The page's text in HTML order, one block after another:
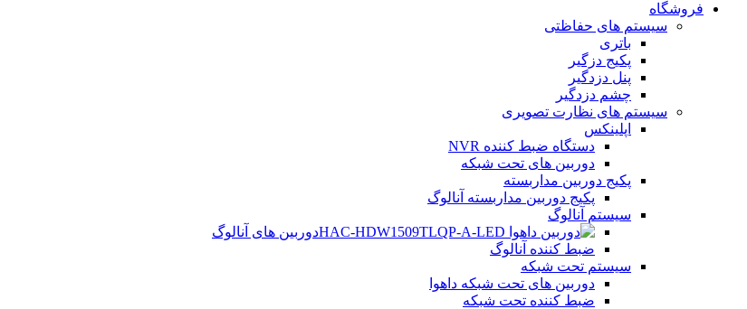
فروشگاه
سیستم های حفاظتی
باتری
پکیج دزگیر
پنل دزدگیر
چشم دزدگیر
سیستم های نظارت تصویری
اپلینکس
دستگاه ضبط کننده NVR
دوربین های تحت شبکه
پکیج دوربین مداربسته
پکیج دوربین مداربسته آنالوگ
سیستم آنالوگ
دوربین های آنالوگ
ضبط کننده آنالوگ
سیستم تحت شبکه
دوربین های تحت شبکه داهوا
ضبط کننده تحت شبکه